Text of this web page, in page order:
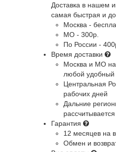
Доставка в нашем
самая быстрая и
Москва -
МО - 300р.
По России -
Время доставки
Москва и МО
любой удобный
Центральная
рабочих дней
Дальние
Гарантия
12 месяцев на
Обмен и